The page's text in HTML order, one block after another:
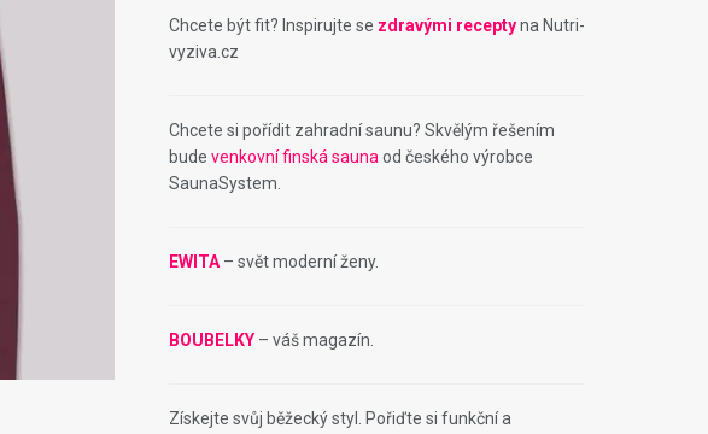
Chcete být fit? Inspirujte se zdravými receptyna Nutri-
vyziva.cz
Chcete si pořídit zahradní saunu? Skvělým řešením
bude venkovní finská sauna od českého výrobce
SaunaSystem.
EWITA – svět moderní ženy.
BOUBELKY – váš magazín.
Získejte svůj běžecký styl. Pořiďte si funkční a